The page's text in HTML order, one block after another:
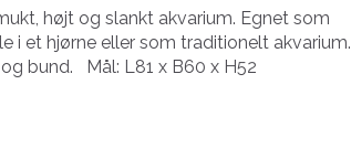
højt og slankt akvarium. Egnet som
i et hjørne eller som traditionelt akvarium.
bund. Mål: L81 x B60 x H52